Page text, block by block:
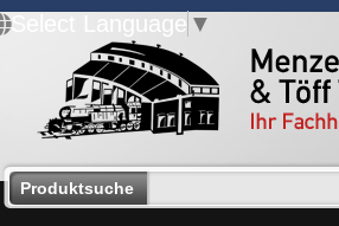
Select Language ▼
Produktsuche